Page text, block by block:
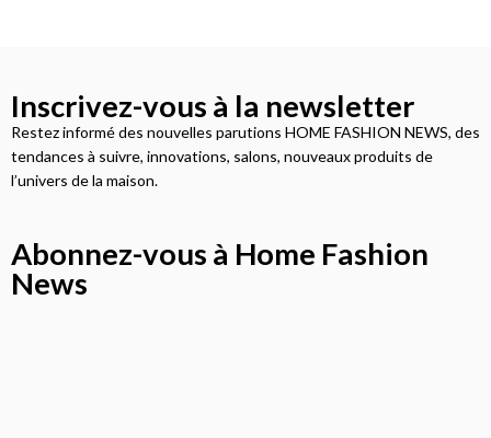
Inscrivez-vous à la newsletter
Restez informé des nouvelles parutions HOME FASHION NEWS, des
tendances à suivre, innovations, salons, nouveaux produits de
l’univers de la maison.
Abonnez-vous à Home Fashion
News